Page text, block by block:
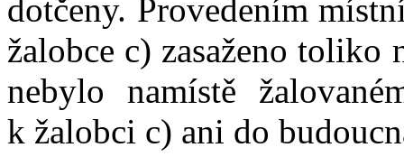
dotčeny. Provedením
žalobce c) zasaženo toliko
nebylo namístě
k žalobci c) ani do